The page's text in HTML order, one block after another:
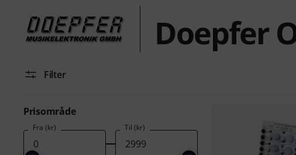
Doepfer
Filter
Prisområde
Fra (kr) Til (kr)